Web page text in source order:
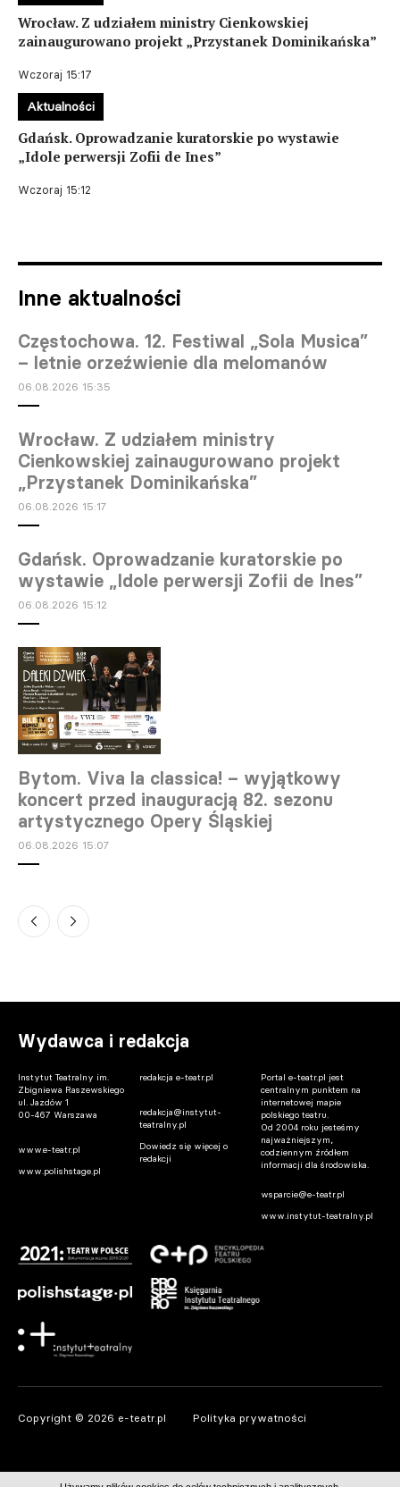
Wrocław. Z udziałem ministry Cienkowskiej
zainaugurowano projekt „Przystanek Dominikańska”
Wczoraj 15:17
Gdańsk. Oprowadzanie kuratorskie po wystawie
„Idole perwersji Zofii de Ines”
Wczoraj 15:12
Aktualności
Inne aktualności
Częstochowa. 12. Festiwal „Sola Musica”
– letnie orzeźwienie dla melomanów
06.08.2026 15:35
Wrocław. Z udziałem ministry
Cienkowskiej zainaugurowano projekt
„Przystanek Dominikańska”
06.08.2026 15:17
Gdańsk. Oprowadzanie kuratorskie po
wystawie „Idole perwersji Zofii de Ines”
06.08.2026 15:12
Bytom. Viva la classica! – wyjątkowy
koncert przed inauguracją 82. sezonu
artystycznego Opery Śląskiej
06.08.2026 15:07
Teatru Ochoty
Warszawa. Premiera spektaklu „Osiecka”
w reż. Ewy Telegi w Teatrze Ateneum w
październiku
06.08.2026 12:00
Warszawa. Oświadczenie Joanny Zdrady
Wydawca i redakcja
Instytut Teatralny im.
Zbigniewa Raszewskiego
ul. Jazdów 1
00-467 Warszawa
www.e-teatr.pl
www.polishstage.pl
redakcja e-teatr.pl
redakcja@instytut-
teatralny.pl
Dowiedz się więcej o
redakcji
Portal e-teatr.pl jest
centralnym punktem na
internetowej mapie
polskiego teatru.
Od 2004 roku jesteśmy
najważniejszym,
codziennym źródłem
informacji dla środowiska.
wsparcie@e-teatr.pl
www.instytut-teatralny.pl
Copyright © 2026 e-teatr.pl Polityka prywatności